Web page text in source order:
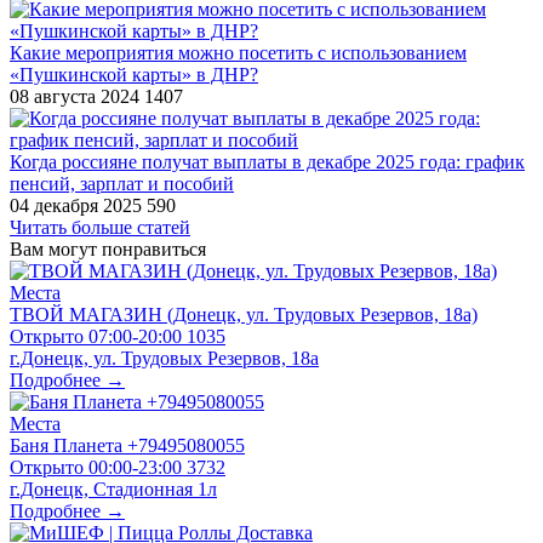
​Какие мероприятия можно посетить с использованием
«Пушкинской карты» в ДНР?
08 августа 2024 1407
Когда россияне получат выплаты в декабре 2025 года: график
пенсий, зарплат и пособий
04 декабря 2025 590
Читать больше статей
Вам могут понравиться
Места
ТВОЙ МАГАЗИН (Донецк, ул. Трудовых Резервов, 18а)
Открыто 07:00-20:00 1035
г.Донецк, ул. Трудовых Резервов, 18а
Подробнее →
Места
Баня Планета +79495080055
Открыто 00:00-23:00 3732
г.Донецк, Стадионная 1л
Подробнее →